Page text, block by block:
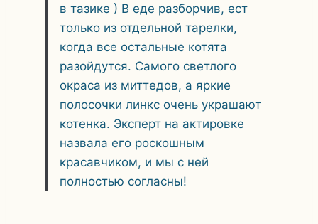
в тазике ) В еде разборчив, ест
только из отдельной тарелки,
когда все остальные котята
разойдутся. Самого светлого
окраса из миттедов, а яркие
полосочки линкс очень украшают
котенка. Эксперт на актировке
назвала его роскошным
красавчиком, и мы с ней
полностью согласны!